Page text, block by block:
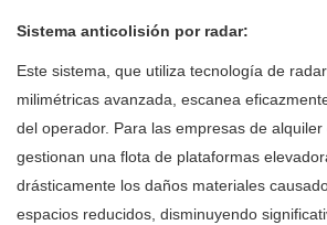
Sistema anticolisión por radar:
Este sistema, que utiliza tecnología de
milimétricas avanzada, escanea
del operador. Para las empresas de
gestionan una flota de plataformas
drásticamente los daños materiales
espacios reducidos, disminuyendo